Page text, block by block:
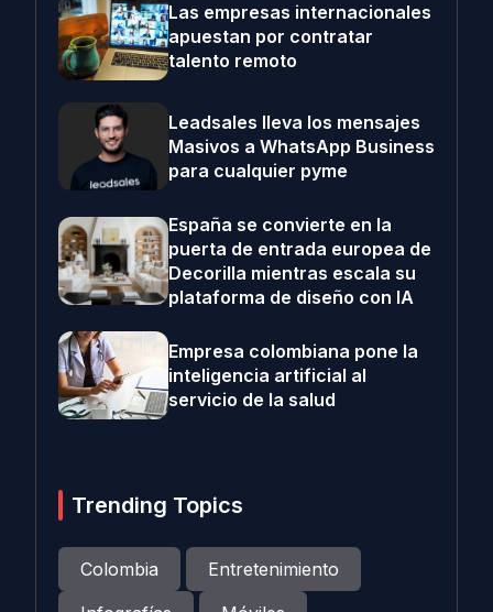
Las empresas internacionales
apuestan por contratar
talento remoto
Leadsales lleva los mensajes
Masivos a WhatsApp Business
para cualquier pyme
España se convierte en la
puerta de entrada europea de
Decorilla mientras escala su
plataforma de diseño con IA
Empresa colombiana pone la
inteligencia artificial al
servicio de la salud
Trending Topics
Colombia
Entretenimiento